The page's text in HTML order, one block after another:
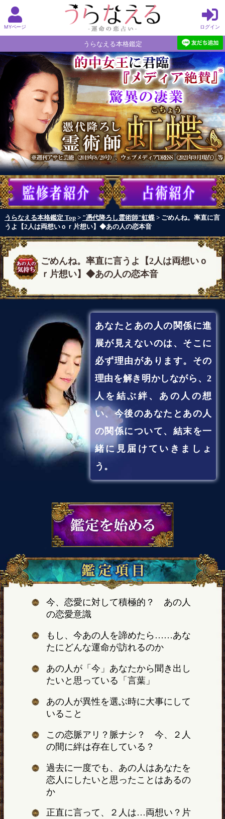
MYページ ログイン
うらなえる本格鑑定
うらなえる本格鑑定 Top> "憑代降ろし霊術師"虹蝶> ごめんね。率直に言
うよ【2人は両想いｏｒ片想い】◆あの人の恋本音
ごめんね。率直に言うよ【2人は両想いｏ
ｒ片想い】◆あの人の恋本音
あなたとあの人の関係に進
展が見えないのは、そこに
必ず理由があります。その
理由を解き明かしながら、2
人を結ぶ絆、あの人の想
い、今後のあなたとあの人
の関係について、結末を一
緒に見届けていきましょ
う。
今、恋愛に対して積極的？ あの人
の恋愛意識
もし、今あの人を諦めたら……あな
たにどんな運命が訪れるのか
あの人が「今」あなたから聞き出し
たいと思っている「言葉」
あの人が異性を選ぶ時に大事にして
いること
この恋脈アリ？脈ナシ？ 今、２人
の間に絆は存在している？
過去に一度でも、あの人はあなたを
恋人にしたいと思ったことはあるの
か
正直に言って、２人は…両想い？片